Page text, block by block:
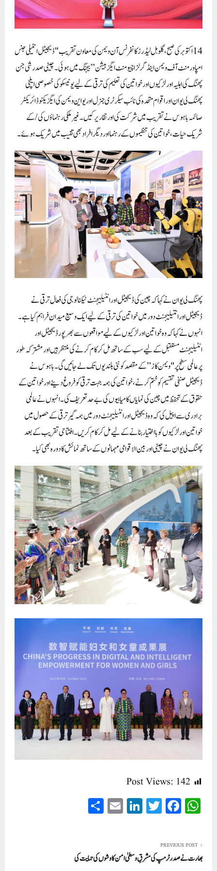
14 اکتوبر کی صبح، گلوبل لیڈرز کانفرنس آن ویمن کی معاون تقریب "ڈیجیٹل انٹیلی جنس
امپاورمنٹ آف ویمن اینڈ گرلز اچیومنٹ ایگزبیشن ” بیجنگ میں ہوئی۔چینی صدر شی جن
پھنگ کی اہلیہ اور لڑکیوں اور خواتین کی تعلیم کی ترقی کے لیے یونیسکو کی خصوصی ایلچی
پھنگ لی یوان اور اقوام متحدہ کی نائب سیکرٹری جنرل اور یو این ویمن کی ایگزیکٹو ڈائریکٹر
صائمہ باہوس نے تقریب میں شرکت کی اور تقاریر کیں۔ غیر ملکی رہنماؤں کی/کے
شریک حیات، خواتین کی تنظیموں کے رہنما اور دیگر افراد بھی تقیب میں شریک ہوئے۔
پھنگ لی یوان نے کہا کہ چین کی ڈیجیٹل اور انٹیلیجنٹ ٹیکنالوجی کی فعال ترقی نے
ڈیجیٹل اور انتیلیجنٹ دور میں خواتین کی ترقی کے لیے ایک وسیع میدان فراہم کیا ہے ۔
انہوں نے کہا کہ وہ خواتین اور لڑکیوں کے لیے مواقعوں سے بھرپور ڈیجیٹل اور
انٹیلیجنٹ مستقبل کے لیے سب کے ساتھ مل کر کام کرنے کی منتظر ہیں اور مشترکہ طور
پر عالمی سطح پر "ویمن کاز” کے مقصد کو نئی بلندیوں تک لے جائیں گی ۔باہوس نے
ڈیجیٹل صنفی تقسیم کو ختم کرنے، خواتین کی ہمہ جہت ترقی کو فروغ دینے اور خواتین کے
حقوق کے تحفظ میں چین کی نمایاں کامیابیوں کی بے حد تعریف کی۔ انہوں نے عالمی
برادری سے اپیل کی کہ وہ ڈیجیٹل اور انٹیلیجنٹ دور میں ہمہ گیر ترقی کے حصول میں
خواتین اور لڑکیوں کو بااختیار بنانے کے لیے مل کر کام کریں۔ افتتاحی تقریب کے بعد
پھنگ لی یوان نے چینی اور بین الاقوامی مہمانوں کے ساتھ نمائش کا دورہ بھی کیا۔
Post Views: 142
W
A
Fa
ok
T
r
Li
In
E
PREVIOUS POST
بھارت نے صدر ٹرمپ کی مشرقِ وسطیٰ امن کاوشوں کی حمایت کی